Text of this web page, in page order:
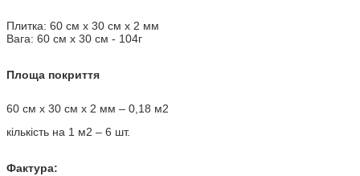
Плитка: 60 ​​см х 30 см х 2 мм
Вага: 60 ​​см х 30 см - 104г
Площа покриття
60 см х 30 см х 2 мм – 0,18 м2
кількість на 1 м2 – 6 шт.
Фактура: